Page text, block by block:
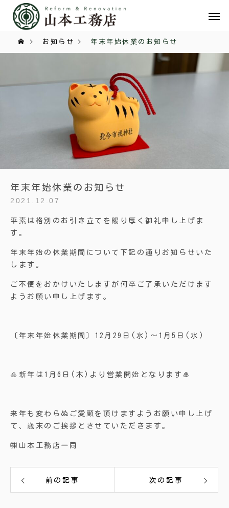
お知らせ 年末年始休業のお知らせ
年末年始休業のお知らせ
2021.12.07
平素は格別のお引き立てを賜り厚く御礼申し上げま
す。
年末年始の休業期間について下記の通りお知らせいた
します。
ご不便をおかけいたしますが何卒ご了承いただけます
ようお願い申し上げます。
〔年末年始休業期間〕12月29日(水)～1月5日(水)
🎍新年は1月6日(木)より営業開始となります🎍
来年も変わらぬご愛顧を頂けますようお願い申し上げ
て、歳末のご挨拶とさせていただきます。
㈱山本工務店一同
前の記事 次の記事